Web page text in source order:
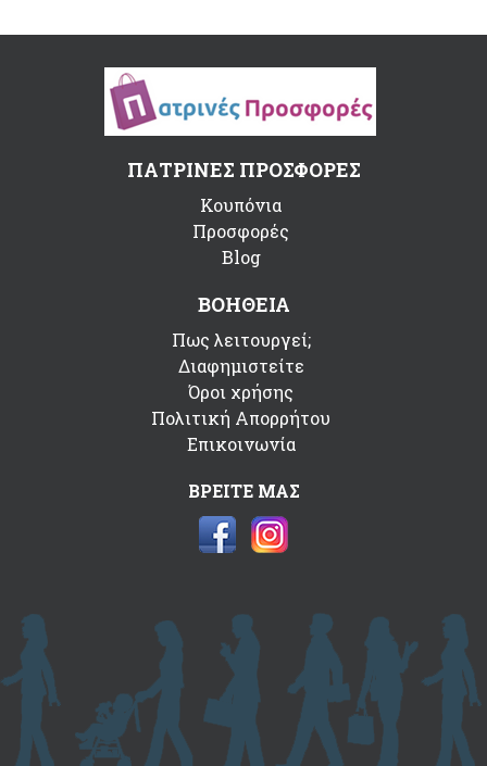
ΠΑΤΡΙΝΕΣ ΠΡΟΣΦΟΡΕΣ
Κουπόνια
Προσφορές
Blog
ΒΟΗΘΕΙΑ
Πως λειτουργεί;
Διαφημιστείτε
Όροι χρήσης
Πολιτική Απορρήτου
Επικοινωνία
ΒΡΕΙΤΕ ΜΑΣ